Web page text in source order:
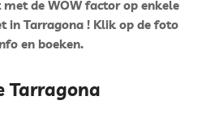
de WOW factor op enkele
in Tarragona ! Klik op de foto
en boeken.
Tarragona